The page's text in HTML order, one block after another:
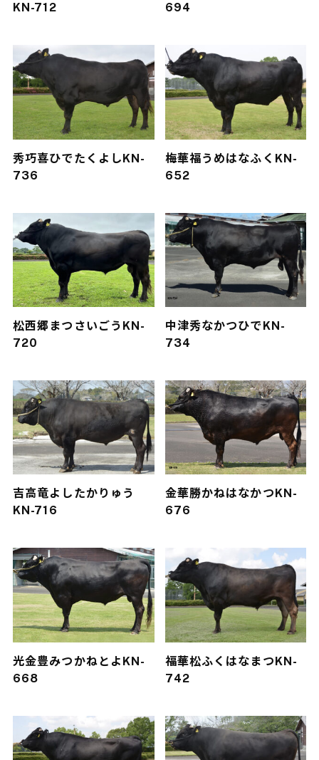
KN-712
694
秀巧喜ひでたくよしKN-
736
梅華福うめはなふく KN-
652
松西郷 まつさいごう KN-
720
中津秀なかつひで KN-
734
吉高竜よしたかりゅう
KN-716
金華勝かねはなかつ KN-
676
光金豊みつかねとよ KN-
668
福華松ふくはなまつKN-
742